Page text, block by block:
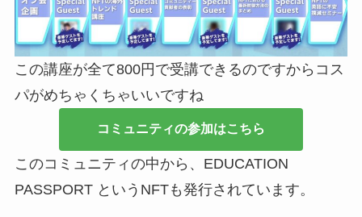
この講座が全て800円で受講できるのですからコス
パがめちゃくちゃいいですね
コミュニティの参加はこちら
このコミュニティの中から、EDUCATION
PASSPORT というNFTも発行されています。